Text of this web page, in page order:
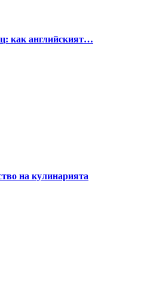
как английският…
на кулинарията